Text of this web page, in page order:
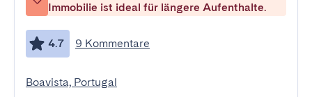
Immobilie ist ideal für längere Aufenthalte.
4.7 9 Kommentare
Boavista, Portugal